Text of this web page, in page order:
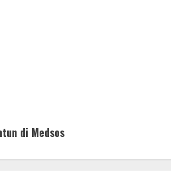
di Medsos